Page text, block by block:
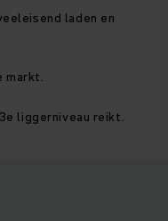
laden en
markt.
liggerniveau reikt.